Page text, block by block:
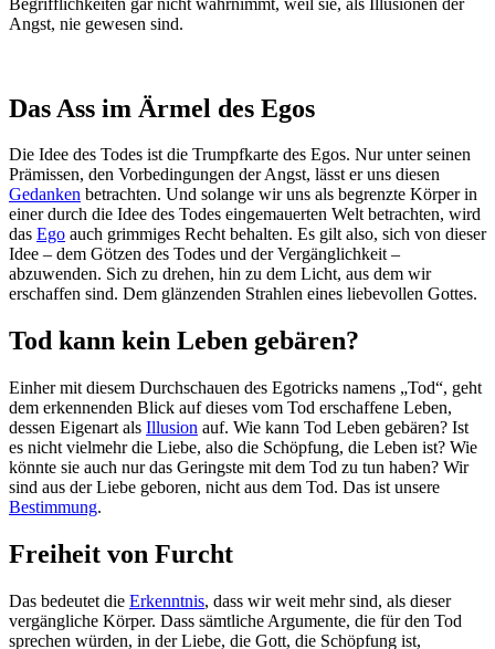
Angst, nie gewesen sind.
Das Ass im Ärmel des Egos
Die Idee des Todes ist die Trumpfkarte des Egos. Nur unter seinen
Prämissen, den Vorbedingungen der Angst, lässt er uns diesen
Gedanken betrachten. Und solange wir uns als begrenzte Körper in
einer durch die Idee des Todes eingemauerten Welt betrachten, wird
das Ego auch grimmiges Recht behalten. Es gilt also, sich von dieser
Idee – dem Götzen des Todes und der Vergänglichkeit –
abzuwenden. Sich zu drehen, hin zu dem Licht, aus dem wir
erschaffen sind. Dem glänzenden Strahlen eines liebevollen Gottes.
Tod kann kein Leben gebären?
Einher mit diesem Durchschauen des Egotricks namens „Tod“, geht
dem erkennenden Blick auf dieses vom Tod erschaffene Leben,
dessen Eigenart als Illusion auf. Wie kann Tod Leben gebären? Ist
es nicht vielmehr die Liebe, also die Schöpfung, die Leben ist? Wie
könnte sie auch nur das Geringste mit dem Tod zu tun haben? Wir
sind aus der Liebe geboren, nicht aus dem Tod. Das ist unsere
Bestimmung.
Freiheit von Furcht
Das bedeutet die Erkenntnis, dass wir weit mehr sind, als dieser
vergängliche Körper. Dass sämtliche Argumente, die für den Tod
sprechen würden, in der Liebe, die Gott, die Schöpfung ist,